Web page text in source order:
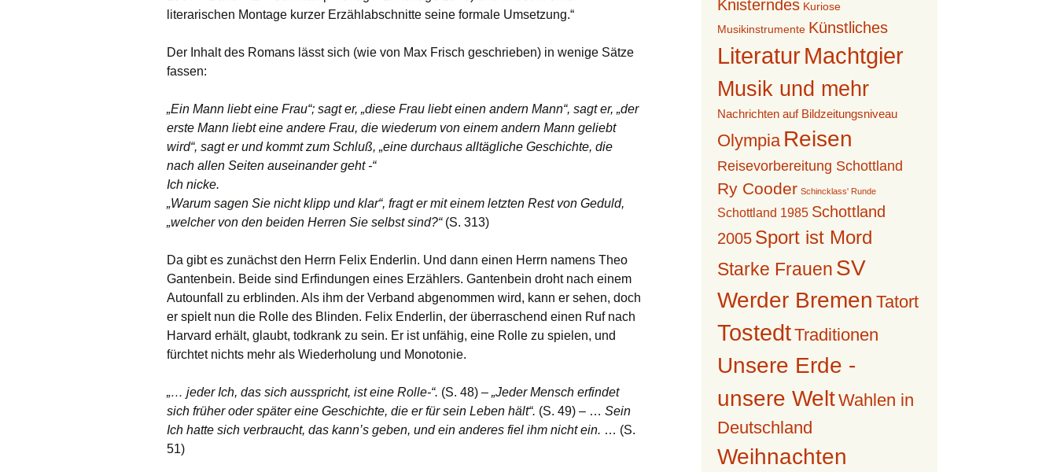
literarischen Montage kurzer Erzählabschnitte seine formale Umsetzung.“
Der Inhalt des Romans lässt sich (wie von Max Frisch geschrieben) in wenige Sätze
fassen:
„Ein Mann liebt eine Frau“; sagt er, „diese Frau liebt einen andern Mann“, sagt er, „der
erste Mann liebt eine andere Frau, die wiederum von einem andern Mann geliebt
wird“, sagt er und kommt zum Schluß, „eine durchaus alltägliche Geschichte, die
nach allen Seiten auseinander geht -“
Ich nicke.
„Warum sagen Sie nicht klipp und klar“, fragt er mit einem letzten Rest von Geduld,
„welcher von den beiden Herren Sie selbst sind?“(S. 313)
Da gibt es zunächst den Herrn Felix Enderlin. Und dann einen Herrn namens Theo
Gantenbein. Beide sind Erfindungen eines Erzählers. Gantenbein droht nach einem
Autounfall zu erblinden. Als ihm der Verband abgenommen wird, kann er sehen, doch
er spielt nun die Rolle des Blinden. Felix Enderlin, der überraschend einen Ruf nach
Harvard erhält, glaubt, todkrank zu sein. Er ist unfähig, eine Rolle zu spielen, und
fürchtet nichts mehr als Wiederholung und Monotonie.
„… jeder Ich, das sich ausspricht, ist eine Rolle-“. (S. 48) – „Jeder Mensch erfindet
sich früher oder später eine Geschichte, die er für sein Leben hält“. (S. 49) – … Sein
Ich hatte sich verbraucht, das kann’s geben, und ein anderes fiel ihm nicht ein. … (S.
51)
Knisterndes Kuriose
Musikinstrumente Künstliches
LiteraturMachtgier
Musik und mehr
Nachrichten auf Bildzeitungsniveau
Olympia Reisen
Reisevorbereitung Schottland
Ry Cooder Schincklass' Runde
Schottland 1985 Schottland
2005 Sport ist Mord
Starke Frauen SV
Werder Bremen Tatort
TostedtTraditionen
Unsere Erde -
unsere WeltWahlen in
Deutschland
Weihnachten